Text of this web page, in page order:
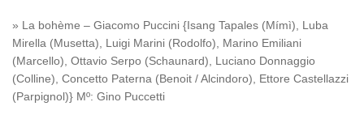
» La bohème – Giacomo Puccini {Isang Tapales (Mímì), Luba
Mirella (Musetta), Luigi Marini (Rodolfo), Marino Emiliani
(Marcello), Ottavio Serpo (Schaunard), Luciano Donnaggio
(Colline), Concetto Paterna (Benoit / Alcindoro), Ettore Castellazzi
(Parpignol)} Mº: Gino Puccetti